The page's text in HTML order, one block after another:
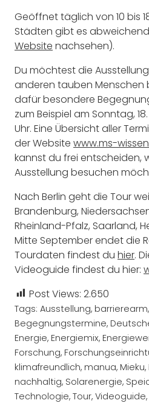
Geöffnet täglich von 10 bis
Städten gibt es
Website nachsehen).
Du möchtest die
anderen tauben Menschen
dafür besondere
zum Beispiel am Sonntag,
Uhr. Eine Übersicht aller
der Website www.ms-
kannst du frei entscheiden,
Ausstellung besuchen
Nach Berlin geht die Tour
Brandenburg,
Rheinland-Pfalz, Saarland,
Mitte September endet die
Tourdaten findest du hier.
Videoguide findest du hier:
Post Views: 2.650
Tags: Ausstellung, barrierearm,
Begegnungstermine,
Energie, Energiemix,
Forschung,
klimafreundlich, manua, Mieku,
nachhaltig, Solarenergie,
Technologie, Tour, Videoguide,